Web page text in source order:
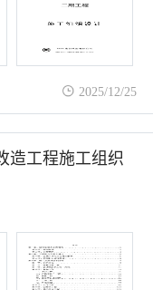
2025/12/25
造工程施工组织